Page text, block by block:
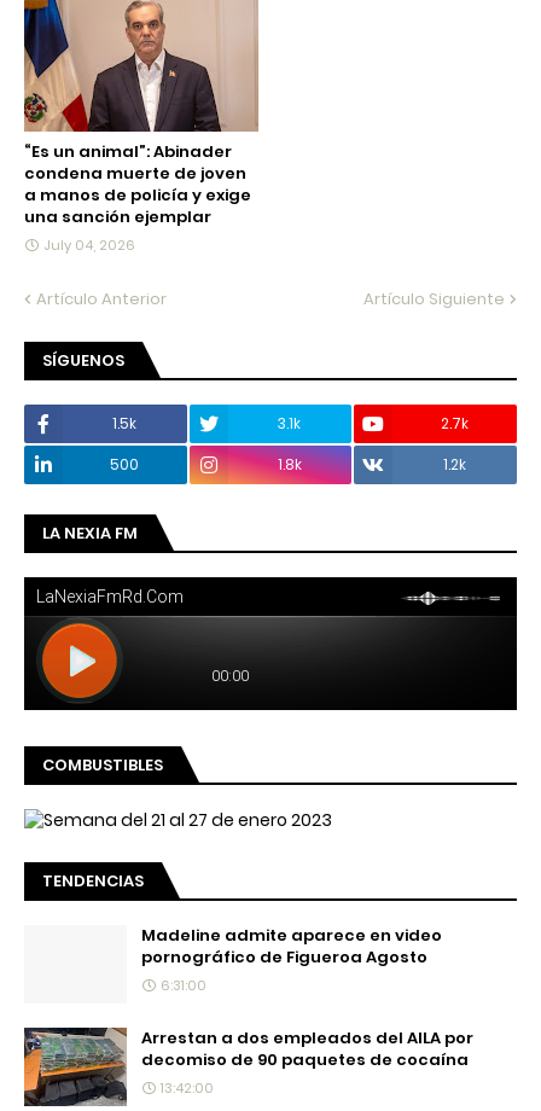
“Es un animal”: Abinader
condena muerte de joven
a manos de policía y exige
una sanción ejemplar
July 04, 2026
Artículo Anterior Artículo Siguiente
SÍGUENOS
1.5k 3.1k
2.7k
500
1.8k 1.2k
LA NEXIA FM
COMBUSTIBLES
TENDENCIAS
Madeline admite aparece en video
pornográfico de Figueroa Agosto
6:31:00
Arrestan a dos empleados del AILA por
decomiso de 90 paquetes de cocaína
13:42:00